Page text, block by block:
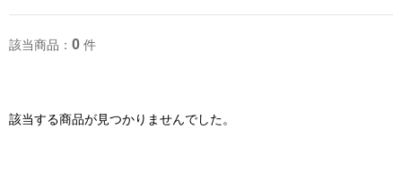
すべて見る アウター
該当商品： 0 件
該当する商品が見つかりませんでした。